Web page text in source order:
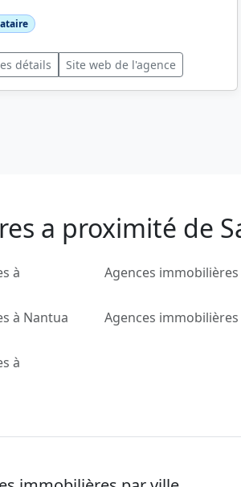
détails Site web de l'agence
a proximité de
à
Agences immobilières
à Nantua Agences immobilières
à